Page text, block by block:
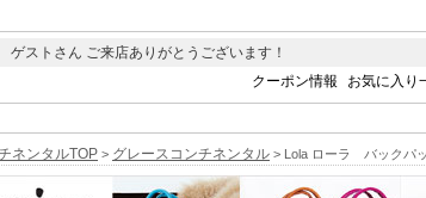
ストさん ご来店ありがとうございます！
クーポン情報
お気に入り
ネンタルTOP > グレースコンチネンタル > Lola ローラ バックパ